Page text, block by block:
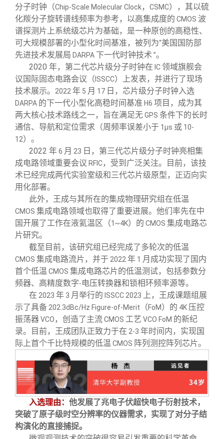
分子时钟（Chip-Scale Molecular Clock， CSMC），其以硫
化羰分子旋转谱线频率为参考，以高集成度的 CMOS 波
谱探测片上系统级芯片为基础，是一种原创的高稳性、
可大规模部署的小型化时间基准，被列为“美国国防部
先进技术发展局 DARPA 下一代时钟技术 ”。
2020 年，第二代芯片级分子时钟在 IC领域旗舰会
议国际固态电路会议（ISSCC）上发表，并进行了现场
技术展示。
2022 年 5 月 17 日，芯片级分子时钟入选
DARPA 的下一代小型化高稳时间基准 H6 项目，成为其
两大核心技术路线之一，旨在满足无GPS 条件下的长时
通信、导航和定位需求（周频率误差小于 1μs 或 10-
12）。
2022 年6 月 23 日，第三代芯片级分子时钟亮相集
成电路领域重要会议 RFIC，受到广泛关注。目前，该技
术已经完成两代实验室级和三代芯片级原型，正迈向实
用化部署。
此外，王成与其所在的集成物理研究组在低温
CMOS 集成电路领域也取得了重要进展。他们率先在中
国开展了工作在液氦温区（1~4K）的 CMOS 集成电路芯
片研究。
截至目前，该研究组已经完成了多轮次的低温
CMOS 集成电路流片，并于 2022 年 1 月成功实现了国内
首个低温 CMOS 集成电路芯片的低温测试，包括参数分
频器、高精度数字-电压转换器和锁相环频率源等。
在 2023 年 3 月举行的 ISSCC 2023
上，王成课题组展
示了具备 202.3dBc/Hz Figure-of-Merit （FoM）的 4K 压控
振荡器VCO ，创造了主流 CMOS 工艺 VCO FoM 的新纪
录。目前，王成团队正致力于在 2-3 年时间内，实现国
际上首个千比特规模的低温 CMOS 阵列测控阵列芯片。
入选理由： 他发展了兆电子伏超快电子衍射技术，
突破了原子级时空分辨率的仪器需求，实现了对分子结
构演化的直接捕捉。